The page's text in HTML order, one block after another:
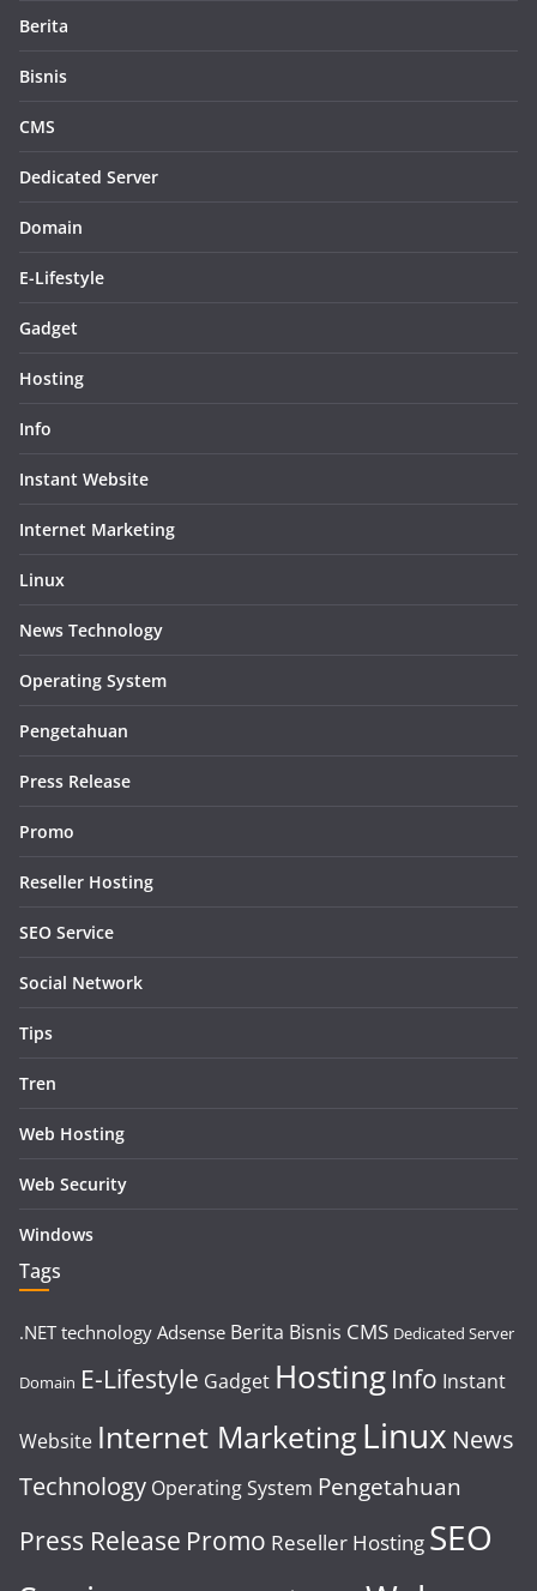
Berita
Bisnis
CMS
Dedicated Server
Domain
E-Lifestyle
Gadget
Hosting
Info
Instant Website
Internet Marketing
Linux
News Technology
Operating System
Pengetahuan
Press Release
Promo
Reseller Hosting
SEO Service
Social Network
Tips
Tren
Web Hosting
Web Security
Windows
Tags
.NET technology Adsense Berita Bisnis CMS Dedicated Server
Domain E-Lifestyle Gadget Hosting Info Instant
Website Internet Marketing Linux News
Technology Operating System Pengetahuan
Press Release Promo Reseller Hosting SEO